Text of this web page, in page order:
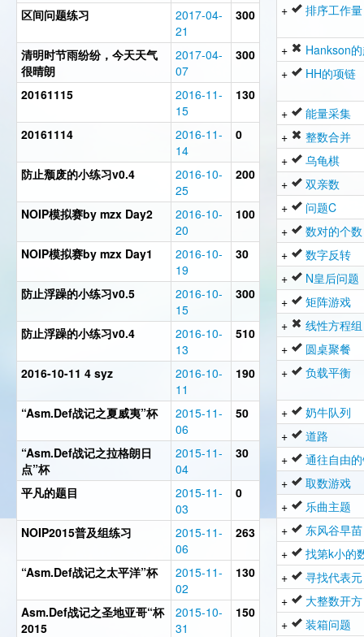
区间问题练习
2017-04-
21
300
清明时节雨纷纷，今天天气
很晴朗
2017-04-
07
300
20161115
2016-11-
15
130
20161114
2016-11-
14
0
防止颓废的小练习v0.4
2016-10-
25
200
NOIP模拟赛by mzx Day2
2016-10-
20
100
NOIP模拟赛by mzx Day1
2016-10-
19
30
防止浮躁的小练习v0.5
2016-10-
15
300
防止浮躁的小练习v0.4
2016-10-
13
510
2016-10-11 4 syz
2016-10-
11
190
“Asm.Def战记之夏威夷”杯
2015-11-
06
50
“Asm.Def战记之拉格朗日
点”杯
2015-11-
04
30
平凡的题目
2015-11-
03
0
NOIP2015普及组练习
2015-11-
06
263
“Asm.Def战记之太平洋”杯
2015-11-
02
130
Asm.Def战记之圣地亚哥“杯
2015
2015-10-
31
150
+
排序工作量
+
Hankson
+
HH的项链
+
能量采集
+
整数合并
+
乌龟棋
+
双亲数
+
问题C
+
数对的个数
+
数字反转
+
N皇后问题
+
矩阵游戏
+
线性方程组
+
圆桌聚餐
+
负载平衡
+
奶牛队列
+
道路
+
通往自由
+
取数游戏
+
乐曲主题
+
东风谷早苗
+
找第k小的
+
寻找代表元
+
大整数开方
+
装箱问题